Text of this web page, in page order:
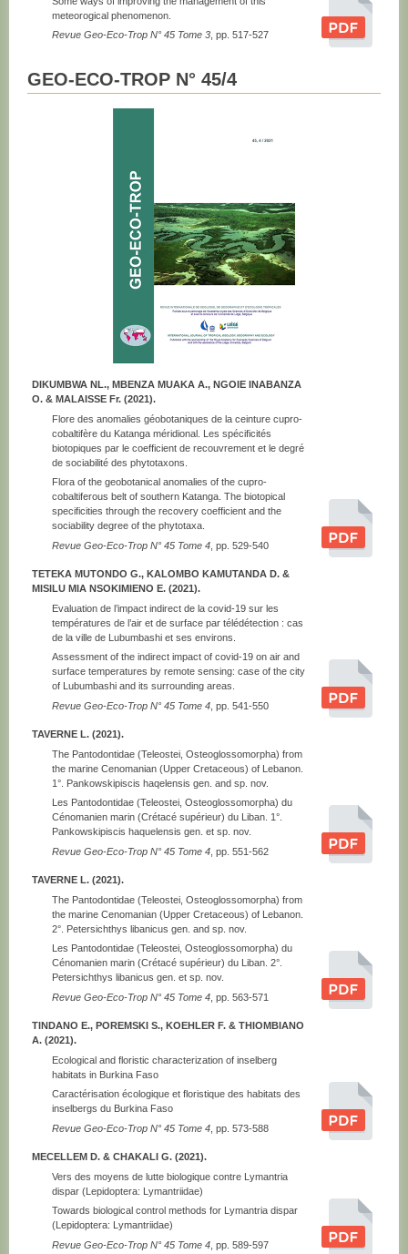
meteorogical phenomenon.
Revue Geo-Eco-Trop N° 45 Tome 3 , pp. 517-527
GEO-ECO-TROP N° 45/4
DIKUMBWA NL., MBENZA MUAKA A., NGOIE INABANZA
O. & MALAISSE Fr. (2021).
Flore des anomalies géobotaniques de la ceinture cupro-
cobaltifère du Katanga méridional. Les spécificités
biotopiques par le coefficient de recouvrement et le degré
de sociabilité des phytotaxons.
Flora of the geobotanical anomalies of the cupro-
cobaltiferous belt of southern Katanga. The biotopical
specificities through the recovery coefficient and the
sociability degree of the phytotaxa.
Revue Geo-Eco-Trop N° 45 Tome 4 , pp. 529-540
TETEKA MUTONDO G., KALOMBO KAMUTANDA D. &
MISILU MIA NSOKIMIENO E. (2021).
Evaluation de l’impact indirect de la covid-19 sur les
températures de l’air et de surface par télédétection : cas
de la ville de Lubumbashi et ses environs.
Assessment of the indirect impact of covid-19 on air and
surface temperatures by remote sensing: case of the city
of Lubumbashi and its surrounding areas.
Revue Geo-Eco-Trop N° 45 Tome 4 , pp. 541-550
TAVERNE L. (2021).
The Pantodontidae (Teleostei, Osteoglossomorpha) from
the marine Cenomanian (Upper Cretaceous) of Lebanon.
1°. Pankowskipiscis haqelensis gen. and sp. nov.
Les Pantodontidae (Teleostei, Osteoglossomorpha) du
Cénomanien marin (Crétacé supérieur) du Liban. 1°.
Pankowskipiscis haquelensis gen. et sp. nov.
Revue Geo-Eco-Trop N° 45 Tome 4 , pp. 551-562
TAVERNE L. (2021).
The Pantodontidae (Teleostei, Osteoglossomorpha) from
the marine Cenomanian (Upper Cretaceous) of Lebanon.
2°. Petersichthys libanicus gen. and sp. nov.
Les Pantodontidae (Teleostei, Osteoglossomorpha) du
Cénomanien marin (Crétacé supérieur) du Liban. 2°.
Petersichthys libanicus gen. et sp. nov.
Revue Geo-Eco-Trop N° 45 Tome 4 , pp. 563-571
TINDANO E., POREMSKI S., KOEHLER F. & THIOMBIANO
A. (2021).
Ecological and floristic characterization of inselberg
habitats in Burkina Faso
Caractérisation écologique et floristique des habitats des
inselbergs du Burkina Faso
Revue Geo-Eco-Trop N° 45 Tome 4 , pp. 573-588
MECELLEM D. & CHAKALI G. (2021).
Vers des moyens de lutte biologique contre Lymantria
dispar (Lepidoptera: Lymantriidae)
Towards biological control methods for Lymantria dispar
(Lepidoptera: Lymantriidae)
Revue Geo-Eco-Trop N° 45 Tome 4 , pp. 589-597